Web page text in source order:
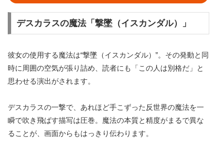
デスカラスの魔法「撃墜（イスカンダル）」
彼女の使用する魔法は“撃墜（イスカンダル）”。その発動と同
時に周囲の空気が張り詰め、読者にも「この人は別格だ」と
思わせる演出がされます。
デスカラスの一撃で、あれほど手こずった反世界の魔法を一
瞬で吹き飛ばす描写は圧巻。魔法の本質と精度がまるで異な
ることが、画面からもはっきり伝わります。